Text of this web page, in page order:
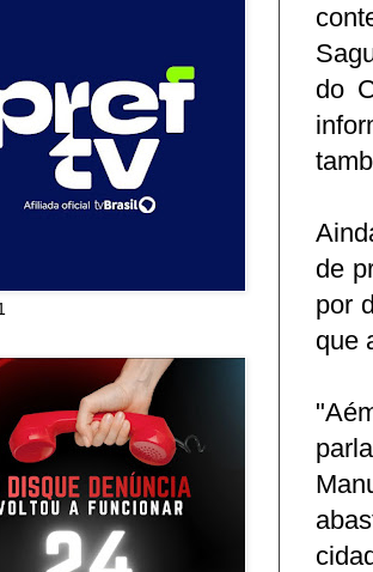
do
de
por
que